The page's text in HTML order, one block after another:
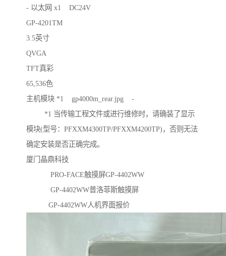
- 以太网 x1 DC24V
GP-4201TM
3.5英寸
QVGA
TFT真彩
65,536色
主机模块 *1 gp4000m_rear.jpg -
*1 当传输工程文件或进行维修时，请确装了显示
模块(型号：PFXXM4300TP/PFXXM4200TP)，否则无法
确定安装是否正确完成。
厦门晶鼎科技
PRO-FACE触摸屏GP-4402WW
GP-4402WW普洛菲斯触摸屏
GP-4402WW人机界面报价